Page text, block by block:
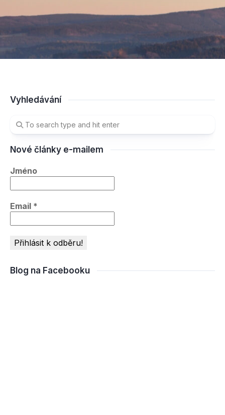
Vyhledávání
Nové články e-mailem
Jméno
Email *
Blog na Facebooku